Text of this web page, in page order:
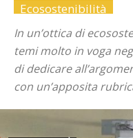
Ecosostenibilità
In un’ottica di
temi molto in voga
di dedicare
con un’apposita